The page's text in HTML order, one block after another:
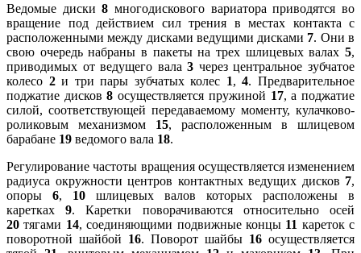
Ведомые диски8 многодискового вариатора приводятся во
вращение под действием сил трения в местах контакта с
расположенными между дисками ведущими дисками 7. Они в
свою очередь набраны в пакеты на трех шлицевых валах 5,
приводимых от ведущего вала3 через центральное зубчатое
колесо 2и три пары зубчатых колес 1,4. Предварительное
поджатие дисков8 осуществляется пружиной 17, а поджатие
силой, соответствующей передаваемому моменту, кулачково-
роликовым механизмом 15, расположенным в шлицевом
барабане 19 ведомого вала 18.
Регулирование частоты вращения осуществляется изменением
радиуса окружности центров контактных ведущих дисков 7,
опоры 6, 10 шлицевых валов которых расположены в
каретках9. Каретки поворачиваются относительно осей
20 тягами 14, соединяющими подвижные концы 11 кареток с
поворотной шайбой 16. Поворот шайбы 16 осуществляется